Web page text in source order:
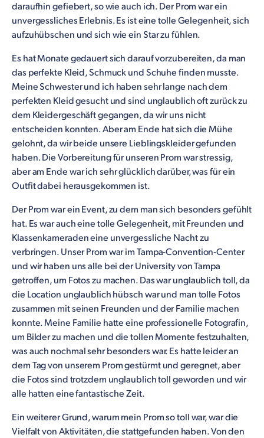
daraufhin gefiebert, so wie auch ich. Der Prom war ein
unvergessliches Erlebnis. Es ist eine tolle Gelegenheit, sich
aufzuhübschen und sich wie ein Star zu fühlen.
Es hat Monate gedauert sich darauf vorzubereiten, da man
das perfekte Kleid, Schmuck und Schuhe finden musste.
Meine Schwester und ich haben sehr lange nach dem
perfekten Kleid gesucht und sind unglaublich oft zurück zu
dem Kleidergeschäft gegangen, da wir uns nicht
entscheiden konnten. Aber am Ende hat sich die Mühe
gelohnt, da wir beide unsere Lieblingskleider gefunden
haben. Die Vorbereitung für unseren Prom war stressig,
aber am Ende war ich sehr glücklich darüber, was für ein
Outfit dabei herausgekommen ist.
Der Prom war ein Event, zu dem man sich besonders gefühlt
hat. Es war auch eine tolle Gelegenheit, mit Freunden und
Klassenkameraden eine unvergessliche Nacht zu
verbringen. Unser Prom war im Tampa-Convention-Center
und wir haben uns alle bei der University von Tampa
getroffen, um Fotos zu machen. Das war unglaublich toll, da
die Location unglaublich hübsch war und man tolle Fotos
zusammen mit seinen Freunden und der Familie machen
konnte. Meine Familie hatte eine professionelle Fotografin,
um Bilder zu machen und die tollen Momente festzuhalten,
was auch nochmal sehr besonders war. Es hatte leider an
dem Tag von unserem Prom gestürmt und geregnet, aber
die Fotos sind trotzdem unglaublich toll geworden und wir
alle hatten eine fantastische Zeit.
Ein weiterer Grund, warum mein Prom so toll war, war die
Vielfalt von Aktivitäten, die stattgefunden haben. Von den